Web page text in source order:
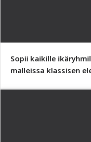
Sopii kaikille
malleissa klassisen